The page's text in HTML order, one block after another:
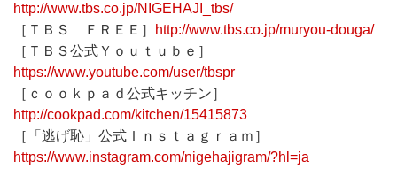
http://www.tbs.co.jp/NIGEHAJI_tbs/
［ＴＢＳ ＦＲＥＥ］
http://www.tbs.co.jp/muryou-douga/
［ＴＢＳ公式Ｙｏｕｔｕｂｅ］
https://www.youtube.com/user/tbspr
［ｃｏｏｋｐａｄ公式キッチン］
http://cookpad.com/kitchen/15415873
［「逃げ恥」公式Ｉｎｓｔａｇｒａｍ］
https://www.instagram.com/nigehajigram/?hl=ja